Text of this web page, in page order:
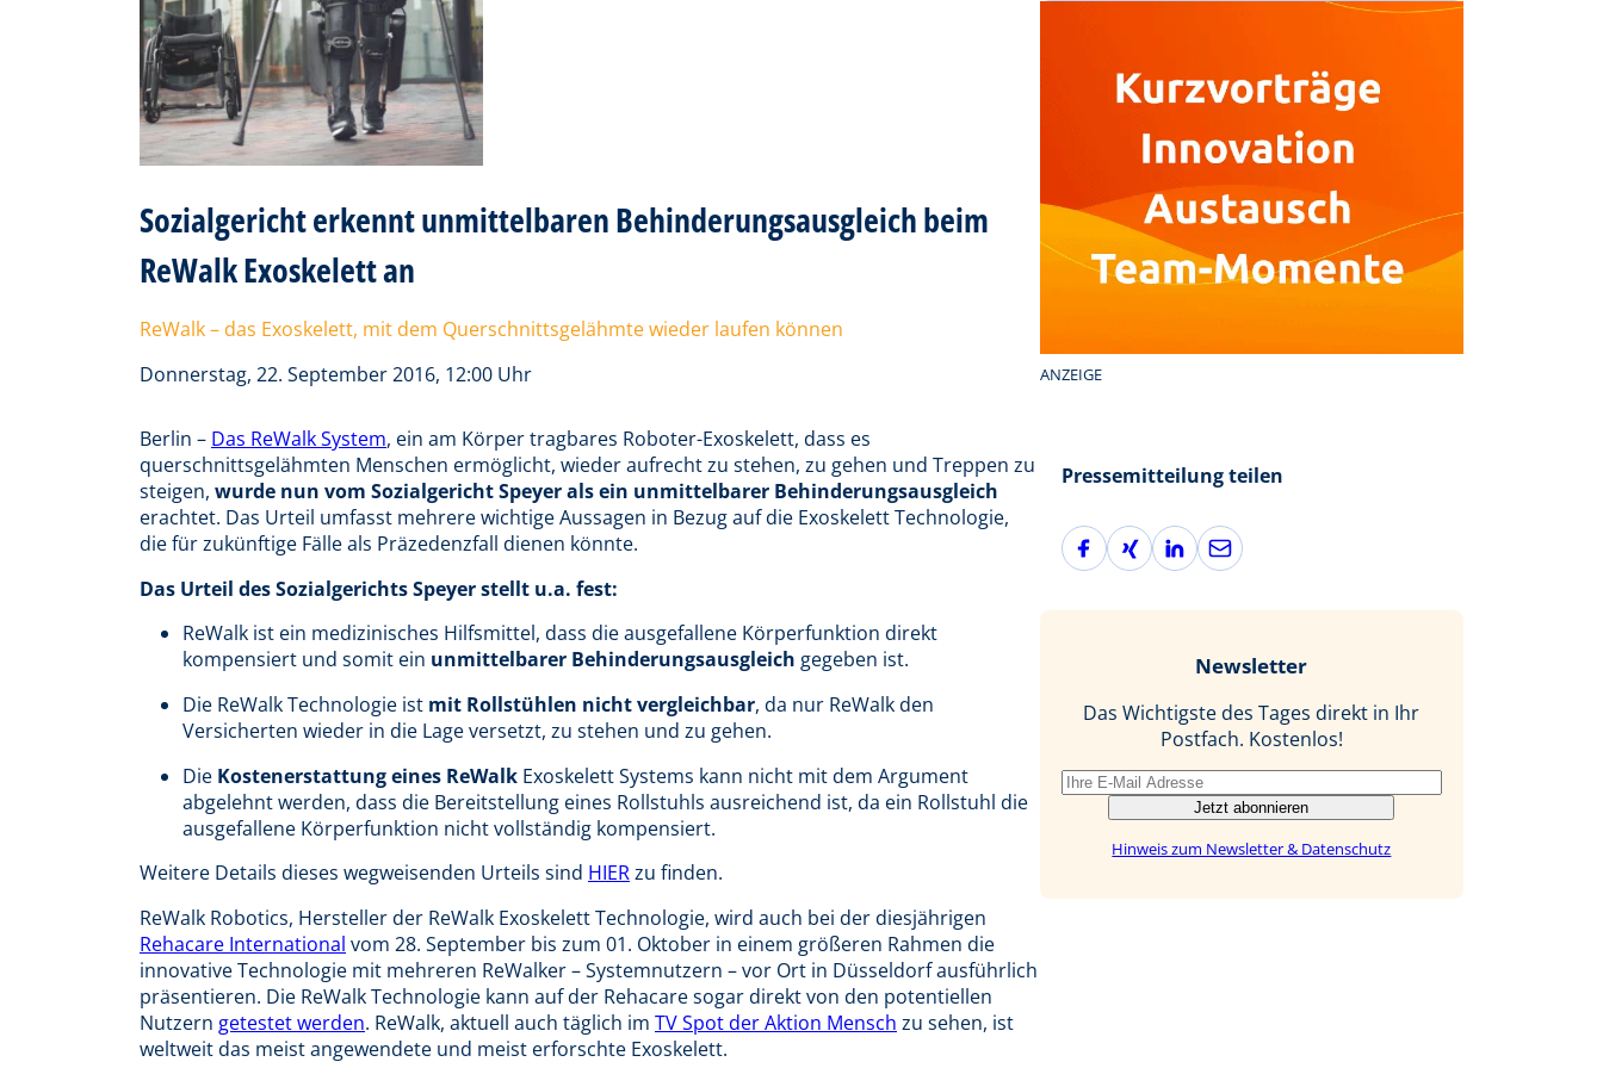
Sozialgericht erkennt unmittelbaren Behinderungsausgleich beim
ReWalk Exoskelett an
ReWalk – das Exoskelett, mit dem Querschnittsgelähmte wieder laufen können
Donnerstag, 22. September 2016, 12:00 Uhr
Berlin – Das ReWalk System, ein am Körper tragbares Roboter-Exoskelett, dass es
querschnittsgelähmten Menschen ermöglicht, wieder aufrecht zu stehen, zu gehen und Treppen zu
steigen, wurde nun vom Sozialgericht Speyer als ein unmittelbarer Behinderungsausgleich
erachtet. Das Urteil umfasst mehrere wichtige Aussagen in Bezug auf die Exoskelett Technologie,
die für zukünftige Fälle als Präzedenzfall dienen könnte.
Das Urteil des Sozialgerichts Speyer stellt u.a. fest:
ReWalk ist ein medizinisches Hilfsmittel, dass die ausgefallene Körperfunktion direkt
kompensiert und somit ein unmittelbarer Behinderungsausgleich gegeben ist.
Die ReWalk Technologie ist mit Rollstühlen nicht vergleichbar, da nur ReWalk den
Versicherten wieder in die Lage versetzt, zu stehen und zu gehen.
Die Kostenerstattung eines ReWalk Exoskelett Systems kann nicht mit dem Argument
abgelehnt werden, dass die Bereitstellung eines Rollstuhls ausreichend ist, da ein Rollstuhl die
ausgefallene Körperfunktion nicht vollständig kompensiert.
Weitere Details dieses wegweisenden Urteils sind HIERzu finden.
ReWalk Robotics, Hersteller der ReWalk Exoskelett Technologie, wird auch bei der diesjährigen
Rehacare International vom 28. September bis zum 01. Oktober in einem größeren Rahmen die
innovative Technologie mit mehreren ReWalker – Systemnutzern – vor Ort in Düsseldorf ausführlich
präsentieren. Die ReWalk Technologie kann auf der Rehacare sogar direkt von den potentiellen
Nutzern getestet werden. ReWalk, aktuell auch täglich im TV Spot der Aktion Mensch zu sehen, ist
weltweit das meist angewendete und meist erforschte Exoskelett.
ANZEIGE
Pressemitteilung teilen
F
a
X
i
L
i
n
E
-
l
Newsletter
Das Wichtigste des Tages direkt in Ihr
Postfach. Kostenlos!
Jetzt abonnieren
Hinweis zum Newsletter & Datenschutz